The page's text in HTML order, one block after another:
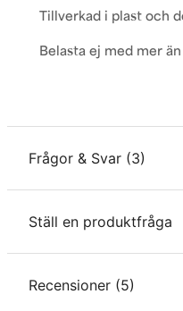
Tillverkad i plast och
Belasta ej med mer än
Frågor & Svar (3)
James Ahlerup frågadeför 1
Hej! Fungerar den med
Butiken svarade
Ställ en produktfråga
question
Fråga oss något om
Recensioner (5)